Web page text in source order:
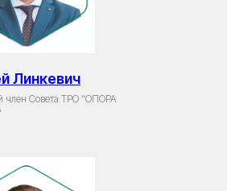
Линкевич
член Совета ТРО "ОПОРА